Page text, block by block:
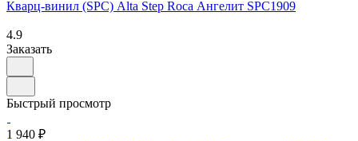
Кварц-винил (SPC) Alta Step Roca Ангелит SPC1909
4.9
Заказать
Быстрый просмотр
1 940 ₽